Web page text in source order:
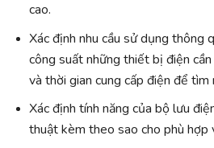
cao.
Xác định nhu cầu sử dụng thông
công suất những thiết bị điện
và thời gian cung cấp điện để tìm
Xác định tính năng của bộ lưu
thuật kèm theo sao cho phù hợp